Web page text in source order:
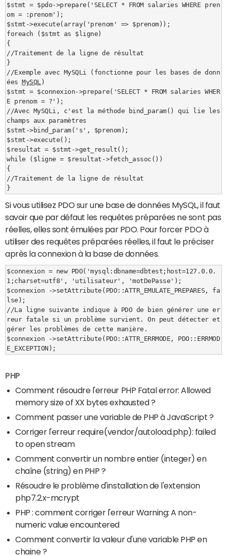
$stmt = $pdo->prepare('SELECT * FROM salaries WHERE pren
om = :prenom');
$stmt->execute(array('prenom' => $prenom));
foreach ($stmt as $ligne)
{
//Traitement de la ligne de résultat
}
//Exemple avec MySQLi (fonctionne pour les bases de donn
ées MySQL )
$stmt = $connexion->prepare('SELECT * FROM salaries WHER
E prenom = ?');
//Avec MySQLi, c'est la méthode bind_param() qui lie les
champs aux paramètres
$stmt->bind_param('s', $prenom);
$stmt->execute();
$resultat = $stmt->get_result();
while ($ligne = $resultat->fetch_assoc())
{
//Traitement de la ligne de résultat
}
Si vous utilisez PDO sur une base de données MySQL, il faut
savoir que par défaut les requêtes préparées ne sont pas
réelles, elles sont émulées par PDO. Pour forcer PDO à
utiliser des requêtes préparées réelles, il faut le préciser
après la connexion à la base de données.
$connexion = new PDO('mysql:dbname=dbtest;host=127.0.0.
1;charset=utf8', 'utilisateur', 'motDePasse');
$connexion ->setAttribute(PDO::ATTR_EMULATE_PREPARES, fa
lse);
//La ligne suivante indique à PDO de bien générer une er
reur fatale si un problème survient. On peut détecter et
gérer les problèmes de cette manière.
$connexion ->setAttribute(PDO::ATTR_ERRMODE, PDO::ERRMOD
E_EXCEPTION);
PHP
Comment résoudre l'erreur PHP Fatal error: Allowed
memory size of XX bytes exhausted ?
Comment passer une variable de PHP à JavaScript ?
Corriger l'erreur require(vendor/autoload.php): failed
to open stream
Comment convertir un nombre entier (integer) en
chaîne (string) en PHP ?
Résoudre le problème d'installation de l'extension
php7.2.x-mcrypt
PHP : comment corriger l'erreur Warning: A non-
numeric value encountered
Comment convertir la valeur d'une variable PHP en
chaine ?